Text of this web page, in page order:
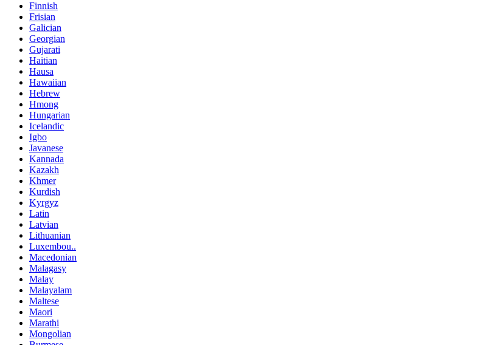
Finnish
Frisian
Galician
Georgian
Gujarati
Haitian
Hausa
Hawaiian
Hebrew
Hmong
Hungarian
Icelandic
Igbo
Javanese
Kannada
Kazakh
Khmer
Kurdish
Kyrgyz
Latin
Latvian
Lithuanian
Luxembou..
Macedonian
Malagasy
Malay
Malayalam
Maltese
Maori
Marathi
Mongolian